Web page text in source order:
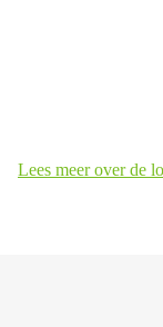
Lees meer over de